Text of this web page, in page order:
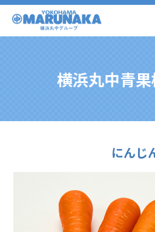
横浜丸中青
にんじ